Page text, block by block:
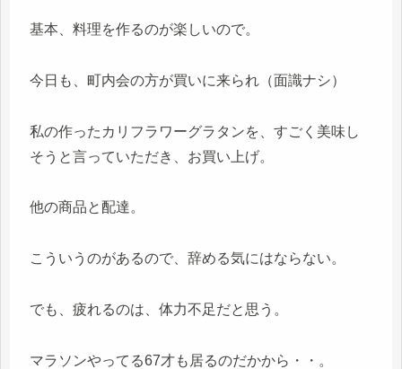
基本、料理を作るのが楽しいので。
今日も、町内会の方が買いに来られ（面識ナシ）
私の作ったカリフラワーグラタンを、すごく美味し
そうと言っていただき、お買い上げ。
他の商品と配達。
こういうのがあるので、辞める気にはならない。
でも、疲れるのは、体力不足だと思う。
マラソンやってる67才も居るのだかから・・。